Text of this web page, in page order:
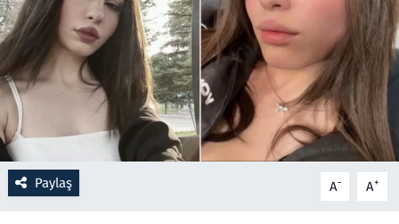
Paylaş A- A+
Resmi İlanlar
Rüya Tabirleri
Sağlık
Savunma Sanayi
Seçim 2023